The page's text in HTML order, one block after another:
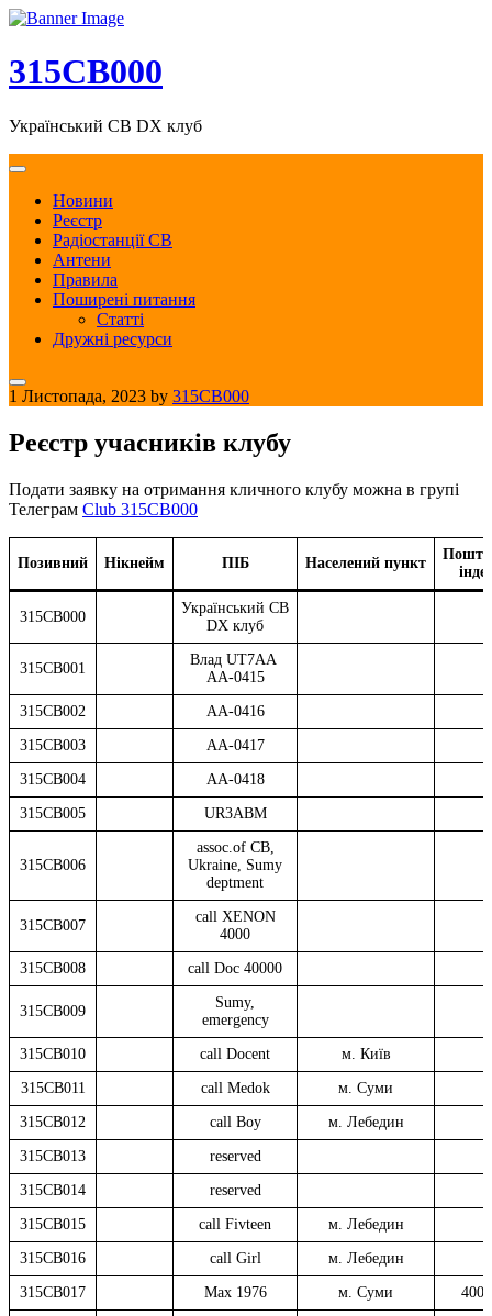
Skip
content
315CB000
Український CB DX клуб
Новини
Реєстр
Радіостанції CB
Антени
Правила
Поширені питання
Статті
Дружні ресурси
1 Листопада, 2023 by 315CB000
Реєстр учасників клубу
Подати заявку на отримання кличного клубу можна в групі
Телеграм Club 315CB000
Позивний Нікнейм ПІБ Населений пункт
315СВ000
Український CB
DX клуб
315СВ001
Влад UT7AA
AA-0415
315СВ002 AA-0416
315СВ003 AA-0417
315СВ004 AA-0418
315СВ005 UR3ABM
315СВ006
assoc.of CB,
Ukraine, Sumy
deptment
315СВ007
call XENON
4000
315СВ008 call Doc 40000
315СВ009
Sumy,
emergency
315СВ010 call Docent м. Київ
315СВ011 call Medok м. Суми
315СВ012 call Boy м. Лебедин
315СВ013 reserved
315СВ014 reserved
315СВ015 call Fivteen м. Лебедин
315СВ016 call Girl м. Лебедин
315СВ017 Max 1976 м. Суми